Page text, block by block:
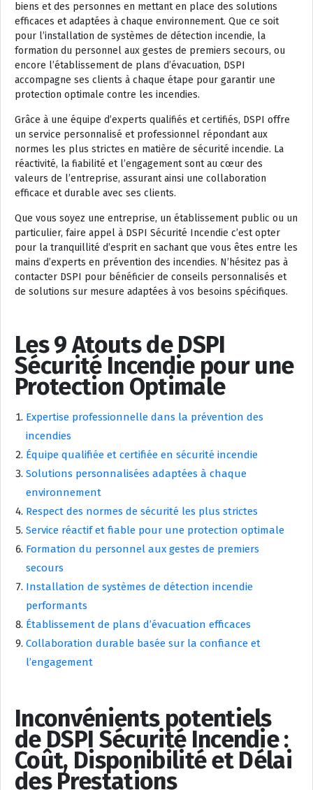
biens et des personnes en mettant en place des solutions
efficaces et adaptées à chaque environnement. Que ce soit
pour l’installation de systèmes de détection incendie, la
formation du personnel aux gestes de premiers secours, ou
encore l’établissement de plans d’évacuation, DSPI
accompagne ses clients à chaque étape pour garantir une
protection optimale contre les incendies.
Grâce à une équipe d’experts qualifiés et certifiés, DSPI offre
un service personnalisé et professionnel répondant aux
normes les plus strictes en matière de sécurité incendie. La
réactivité, la fiabilité et l’engagement sont au cœur des
valeurs de l’entreprise, assurant ainsi une collaboration
efficace et durable avec ses clients.
Que vous soyez une entreprise, un établissement public ou un
particulier, faire appel à DSPI Sécurité Incendie c’est opter
pour la tranquillité d’esprit en sachant que vous êtes entre les
mains d’experts en prévention des incendies. N’hésitez pas à
contacter DSPI pour bénéficier de conseils personnalisés et
de solutions sur mesure adaptées à vos besoins spécifiques.
Les 9 Atouts de DSPI
Sécurité Incendie pour une
Protection Optimale
Expertise professionnelle dans la prévention des
incendies
Équipe qualifiée et certifiée en sécurité incendie
Solutions personnalisées adaptées à chaque
environnement
Respect des normes de sécurité les plus strictes
Service réactif et fiable pour une protection optimale
Formation du personnel aux gestes de premiers
secours
Installation de systèmes de détection incendie
performants
Établissement de plans d’évacuation efficaces
Collaboration durable basée sur la confiance et
l’engagement
Inconvénients potentiels
de DSPI Sécurité Incendie :
Coût, Disponibilité et Délai
des Prestations